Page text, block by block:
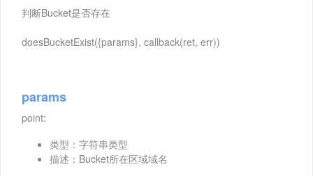
判断Bucket是否存在
doesBucketExist({params}, callback(ret, err))
params
point:
类型：字符串类型
描述：Bucket所在区域域名